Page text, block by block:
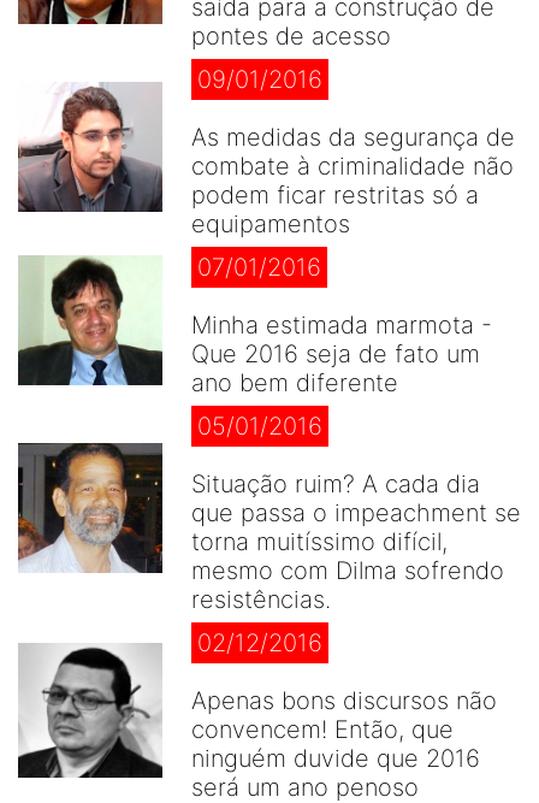
saída para a construção de
pontes de acesso
09/01/2016
As medidas da segurança de
combate à criminalidade não
podem ficar restritas só a
equipamentos
07/01/2016
Minha estimada marmota -
Que 2016 seja de fato um
ano bem diferente
05/01/2016
Situação ruim? A cada dia
que passa o impeachment se
torna muitíssimo difícil,
mesmo com Dilma sofrendo
resistências.
02/12/2016
Apenas bons discursos não
convencem! Então, que
ninguém duvide que 2016
será um ano penoso